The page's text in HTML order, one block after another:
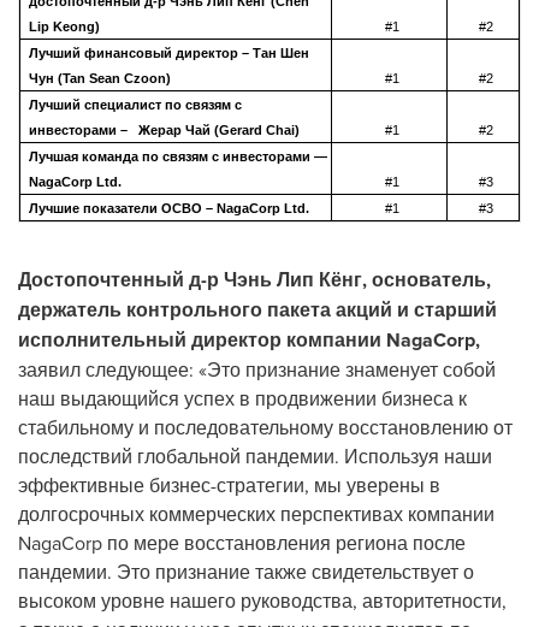
Lip Keong)
#1
#2
Лучший финансовый директор – Тан Шен
Чун (Tan Sean Czoon)
#1
#2
Лучший специалист по связям с
инвесторами –
Жерар Чай (Gerard Chai) #1
#2
Лучшая команда по связям с инвесторами —
NagaCorp Ltd.
#1
#3
Лучшие показатели ОСВО – NagaCorp Ltd.
#1 #3
Достопочтенный д-р Чэнь Лип Кёнг, основатель,
держатель контрольного пакета акций и старший
исполнительный директор компании NagaCorp,
заявил следующее: «Это признание знаменует собой
наш выдающийся успех в продвижении бизнеса к
стабильному и последовательному восстановлению от
последствий глобальной пандемии. Используя наши
эффективные бизнес-стратегии, мы уверены в
долгосрочных коммерческих перспективах компании
NagaCorp по мере восстановления региона после
пандемии. Это признание также свидетельствует о
высоком уровне нашего руководства, авторитетности,